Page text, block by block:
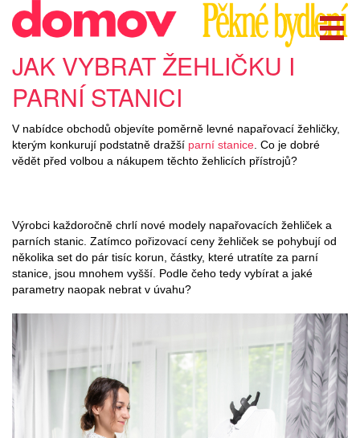
JAK VYBRAT ŽEHLIČKU I
PARNÍ STANICI
V nabídce obchodů objevíte poměrně levné napařovací žehličky,
kterým konkurují podstatně dražší parní stanice . Co je dobré
vědět před volbou a nákupem těchto žehlicích přístrojů?
Výrobci každoročně chrlí nové modely napařovacích žehliček a
parních stanic. Zatímco pořizovací ceny žehliček se pohybují od
několika set do pár tisíc korun, částky, které utratíte za parní
stanice, jsou mnohem vyšší. Podle čeho tedy vybírat a jaké
parametry naopak nebrat v úvahu?